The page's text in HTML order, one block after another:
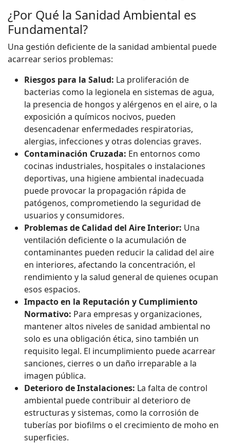
¿Por Qué la Sanidad Ambiental es
Fundamental?
Una gestión deficiente de la sanidad ambiental puede
acarrear serios problemas:
Riesgos para la Salud: La proliferación de
bacterias como la legionela en sistemas de agua,
la presencia de hongos y alérgenos en el aire, o la
exposición a químicos nocivos, pueden
desencadenar enfermedades respiratorias,
alergias, infecciones y otras dolencias graves.
Contaminación Cruzada: En entornos como
cocinas industriales, hospitales o instalaciones
deportivas, una higiene ambiental inadecuada
puede provocar la propagación rápida de
patógenos, comprometiendo la seguridad de
usuarios y consumidores.
Problemas de Calidad del Aire Interior: Una
ventilación deficiente o la acumulación de
contaminantes pueden reducir la calidad del aire
en interiores, afectando la concentración, el
rendimiento y la salud general de quienes ocupan
esos espacios.
Impacto en la Reputación y Cumplimiento
Normativo: Para empresas y organizaciones,
mantener altos niveles de sanidad ambiental no
solo es una obligación ética, sino también un
requisito legal. El incumplimiento puede acarrear
sanciones, cierres o un daño irreparable a la
imagen pública.
Deterioro de Instalaciones: La falta de control
ambiental puede contribuir al deterioro de
estructuras y sistemas, como la corrosión de
tuberías por biofilms o el crecimiento de moho en
superficies.